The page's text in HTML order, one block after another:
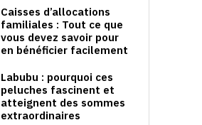
Caisses d’allocations
familiales : Tout ce que
vous devez savoir pour
en bénéficier facilement
Labubu : pourquoi ces
peluches fascinent et
atteignent des sommes
extraordinaires